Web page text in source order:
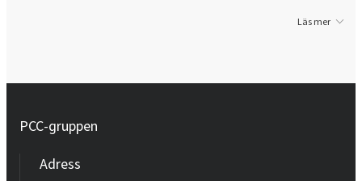
Läs mer
PCC-gruppen
Adress